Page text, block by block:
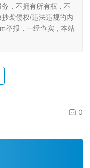
，不拥有所有权，不
袭侵权/违法违规的内
举报，一经查实，本站
0